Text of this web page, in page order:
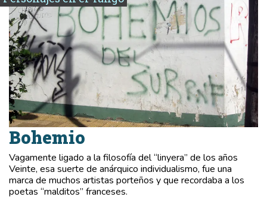
Bohemio
Vagamente ligado a la filosofía del “linyera” de los años
Veinte, esa suerte de anárquico individualismo, fue una
marca de muchos artistas porteños y que recordaba a los
poetas “malditos” franceses.